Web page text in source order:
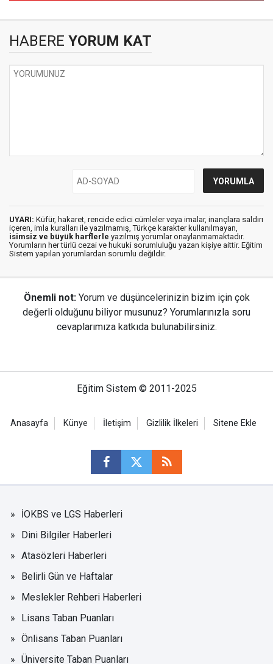
HABERE YORUM KAT
UYARI: Küfür, hakaret, rencide edici cümleler veya imalar, inançlara saldırı
içeren, imla kuralları ile yazılmamış, Türkçe karakter kullanılmayan,
isimsiz ve büyük harflerle yazılmış yorumlar onaylanmamaktadır.
Yorumların her türlü cezai ve hukuki sorumluluğu yazan kişiye aittir. Eğitim
Sistem yapılan yorumlardan sorumlu değildir.
Önemli not: Yorum ve düşüncelerinizin bizim için çok
değerli olduğunu biliyor musunuz? Yorumlarınızla soru
cevaplarımıza katkıda bulunabilirsiniz.
Eğitim Sistem © 2011-2025
Anasayfa Künye İletişim Gizlilik İlkeleri Sitene Ekle
İOKBS ve LGS Haberleri
Dini Bilgiler Haberleri
Atasözleri Haberleri
Belirli Gün ve Haftalar
Meslekler Rehberi Haberleri
Lisans Taban Puanları
Önlisans Taban Puanları
Üniversite Taban Puanları